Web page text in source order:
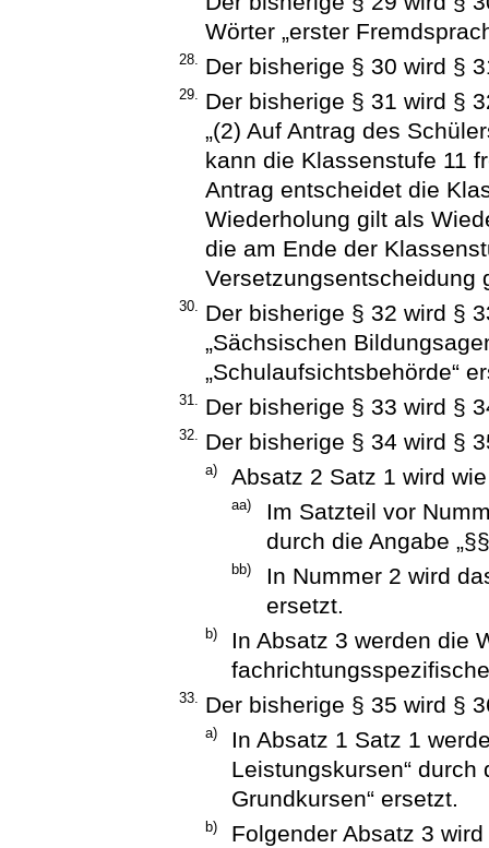
Wörter „erster
28. Der bisherige § 30 wird §
29.
Der bisherige § 31 wird §
„(2) Auf Antrag des
kann die Klassenstufe 11
Antrag entscheidet die
Wiederholung gilt als
die am Ende der
Versetzungsentscheidung
30.
Der bisherige § 32 wird §
„Sächsischen
„Schulaufsichtsbehörde“
31. Der bisherige § 33 wird §
32. Der bisherige § 34 wird §
a) Absatz 2 Satz 1 wird
aa)
Im Satzteil vor
durch die Angabe
bb)
In Nummer 2 wird
ersetzt.
b)
In Absatz 3 werden die
33. Der bisherige § 35 wird §
a)
In Absatz 1 Satz 1
Leistungskursen“ durch
Grundkursen“ ersetzt.
b)
Folgender Absatz 3